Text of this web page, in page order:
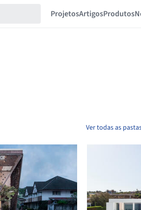
ProjetosArtigosProdutos
Ver todas as